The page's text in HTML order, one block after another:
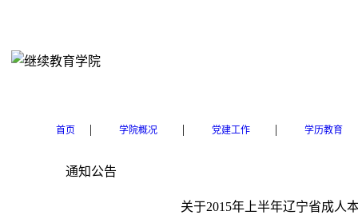
首页 | 学院概况 | 党建工作 | 学历教育
通知公告
关于2015年上半年辽宁省成人